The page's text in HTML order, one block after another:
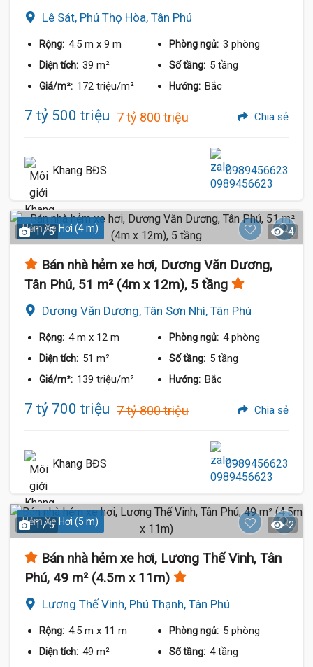
Lê Sát, Phú Thọ Hòa, Tân Phú
Rộng: 4.5 m x 9 m Phòng ngủ: 3 phòng
Diện tích: 39 m² Số tầng: 5 tầng
Giá/m²: 172 triệu/m² Hướng: Bắc
7 tỷ 500 triệu 7 tỷ 800 triệu Chia sẻ
Khang BĐS 0989456623
Hẻm Xe Hơi (4 m)
1 / 5 4
Bán nhà hẻm xe hơi, Dương Văn Dương,
Tân Phú, 51 m² (4m x 12m), 5 tầng
Dương Văn Dương, Tân Sơn Nhì, Tân Phú
Rộng: 4 m x 12 m Phòng ngủ: 4 phòng
Diện tích: 51 m² Số tầng: 5 tầng
Giá/m²: 139 triệu/m² Hướng: Bắc
7 tỷ 700 triệu 7 tỷ 800 triệu Chia sẻ
Khang BĐS 0989456623
Hẻm Xe Hơi (5 m)
1 / 5 2
Bán nhà hẻm xe hơi, Lương Thế Vinh, Tân
Phú, 49 m² (4.5m x 11m)
Lương Thế Vinh, Phú Thạnh, Tân Phú
Rộng: 4.5 m x 11 m Phòng ngủ: 5 phòng
Diện tích: 49 m² Số tầng: 4 tầng